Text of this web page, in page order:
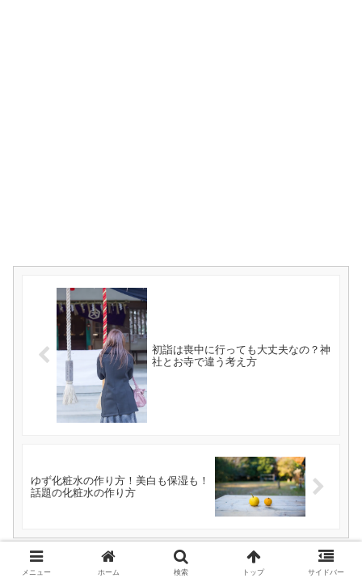
初詣は喪中に行っても大丈夫なの？神
社とお寺で違う考え方
ゆず化粧水の作り方！美白も保湿も！
話題の化粧水の作り方
メニュー ホーム 検索 トップ サイドバー